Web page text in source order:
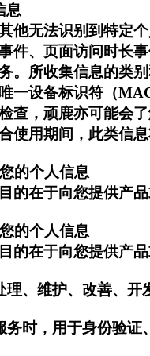
息
他无法识别到特定
件、页面访问时长
。所收集信息的类
一设备标识符（
查，顽鹿亦可能会
使用期间，此类信息
的个人信息
的在于向您提供产
的个人信息
的在于向您提供产
理、维护、改善、开
务时，用于身份验